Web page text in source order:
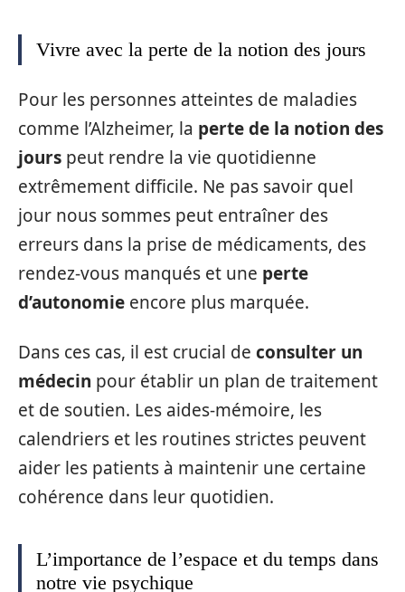
Vivre avec la perte de la notion des jours
Pour les personnes atteintes de maladies
comme l’Alzheimer, la perte de la notion des
jours peut rendre la vie quotidienne
extrêmement difficile. Ne pas savoir quel
jour nous sommes peut entraîner des
erreurs dans la prise de médicaments, des
rendez-vous manqués et une perte
d’autonomie encore plus marquée.
Dans ces cas, il est crucial de consulter un
médecin pour établir un plan de traitement
et de soutien. Les aides-mémoire, les
calendriers et les routines strictes peuvent
aider les patients à maintenir une certaine
cohérence dans leur quotidien.
L’importance de l’espace et du temps dans
notre vie psychique